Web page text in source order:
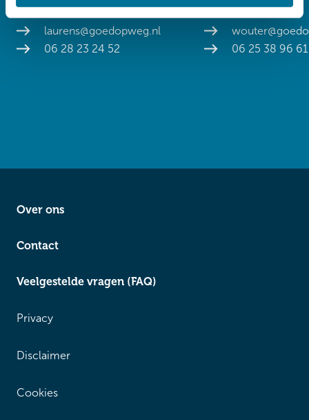
Mobiliteitscoach
laurens@goedopweg.nl
06 28 23 24 52
Mobiliteitscoach
06 25 38 96 61
Over ons
Contact
Veelgestelde vragen (FAQ)
Privacy
Disclaimer
Cookies